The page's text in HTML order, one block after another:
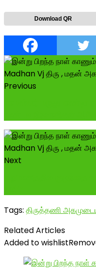
Download QR
Previous
Next
Tags: திருத்தணி
Related Articles
Added to wishlist